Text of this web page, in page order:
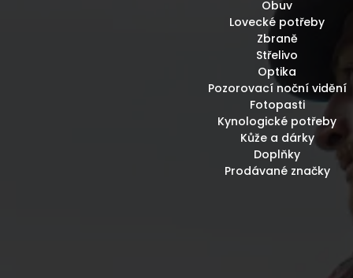
Obuv
Lovecké potřeby
Zbraně
Střelivo
Optika
Pozorovací noční vidění
Fotopasti
Kynologické potřeby
Kůže a dárky
Doplňky
Prodávané značky